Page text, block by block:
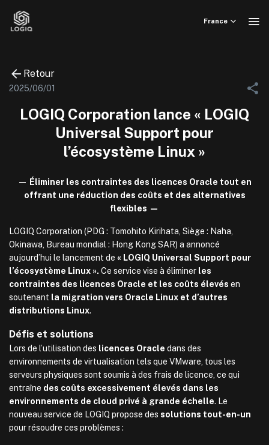
France
Retour
2025/06/01
LOGIQ Corporation lance « LOGIQ
Universal Support pour
l’écosystème Linux »
— Éliminer les contraintes des licences Oracle tout en
offrant une réduction des coûts et des alternatives
flexibles —
LOGIQ Corporation (PDG : Tomohito Kirihata, Siège : Naha,
Okinawa, Bureau mondial : Hong Kong SAR) a annoncé
aujourd’hui le lancement de « LOGIQ Universal Support pour
l’écosystème Linux ». Ce service vise à éliminer les
contraintes des licences Oracle et les coûts élevés en
soutenant la migration vers Oracle Linux et d’autres
distributions Linux.
Défis et solutions
Lors de l’utilisation des licences Oracle dans des
environnements de virtualisation tels que VMware, tous les
serveurs physiques sont soumis à des frais de licence, ce qui
entraîne des coûts excessivement élevés dans les
environnements de cloud privé à grande échelle. Le
nouveau service de LOGIQ propose des solutions tout-en-un
pour résoudre ces problèmes :